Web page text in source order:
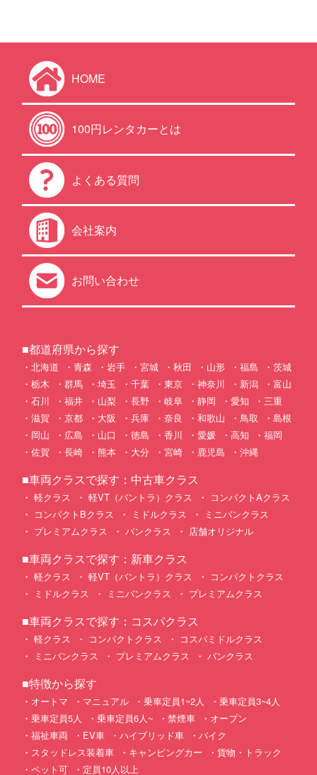
HOME
100円レンタカーとは
よくある質問
会社案内
お問い合わせ
■都道府県から探す
北海道 青森 岩手 宮城 秋田 山形 福島
茨城
栃木
群馬 埼玉 千葉 東京 神奈川 新潟
富山
石川
福井 山梨 長野 岐阜 静岡 愛知
三重
滋賀
京都 大阪 兵庫 奈良 和歌山 鳥取
島根
岡山
広島 山口 徳島 香川 愛媛 高知
福岡
佐賀
長崎 熊本 大分 宮崎 鹿児島 沖縄
■車両クラスで探す：中古車クラス
軽クラス 軽VT（バントラ）クラス
コンパクトAクラス
コンパクトBクラス
ミドルクラス
ミニバンクラス
プレミアムクラス
バンクラス 店舗オリジナル
■車両クラスで探す：新車クラス
軽クラス 軽VT（バントラ）クラス
コンパクトクラス
ミドルクラス
ミニバンクラス プレミアムクラス
■車両クラスで探す：コスパクラス
軽クラス コンパクトクラス
コスパミドルクラス
ミニバンクラス
プレミアムクラス バンクラス
■特徴から探す
オートマ マニュアル 乗車定員1~2人
乗車定員3~4人
乗車定員5人
乗車定員6人~ 禁煙車
オープン
福祉車両
EV車 ハイブリッド車
バイク
スタッドレス装着車
キャンピングカー
貨物・トラック
ペット可
定員10人以上